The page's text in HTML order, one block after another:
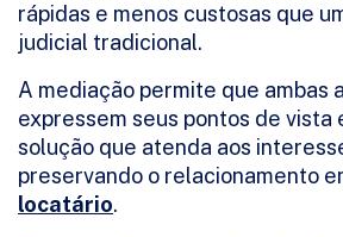
rápidas e menos custosas que
judicial tradicional.
A mediação permite que ambas
expressem seus pontos de vista
solução que atenda aos
preservando o relacionamento
locatário.